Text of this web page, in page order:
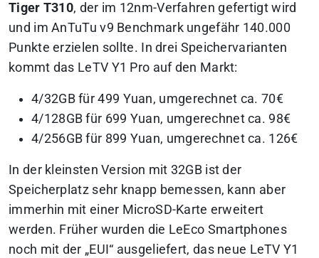
Tiger T310, der im 12nm-Verfahren gefertigt wird
und im AnTuTu v9 Benchmark ungefähr 140.000
Punkte erzielen sollte. In drei Speichervarianten
kommt das LeTV Y1 Pro auf den Markt:
4/32GB für 499 Yuan, umgerechnet ca. 70€
4/128GB für 699 Yuan, umgerechnet ca. 98€
4/256GB für 899 Yuan, umgerechnet ca. 126€
In der kleinsten Version mit 32GB ist der
Speicherplatz sehr knapp bemessen, kann aber
immerhin mit einer MicroSD-Karte erweitert
werden. Früher wurden die LeEco Smartphones
noch mit der „EUI“ ausgeliefert, das neue LeTV Y1